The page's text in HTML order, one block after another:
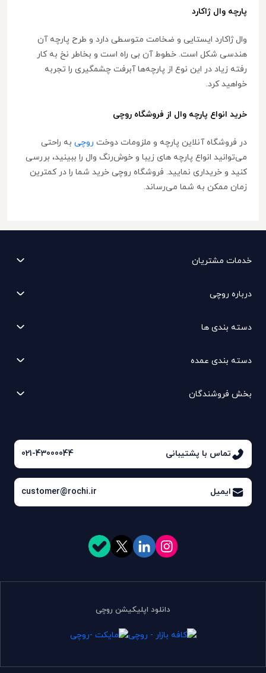
پارچه وال ژاکارد
وال ژاکارد ایستایی و ضخامت متوسطی دارد و طرح پارچه آن
هندسی شکل است. خطوط آن بی راه است و بخاطر نخ به کار
رفته زیاد در این نوع از پارچه‌ها آبرفت چشمگیری را تجربه
خواهید کرد.
خرید انواع پارچه وال از فروشگاه روچی
در فروشگاه آنلاین پارچه و ملزومات دوخت روچی به راحتی
می‌توانید انواع پارچه های زیبا و خوش‌رنگ وال را ببینید، بررسی
کنید و خریداری نمایید. فروشگاه روچی خرید شما را در کمترین
زمان ممکن به شما می‌رساند.
خدمات مشتریان
درباره روچی
دسته بندی ها
دسته بندی عمده
بخش فروشندگان
تماس با پشتیبانی 021-43000044
ایمیل customer@rochi.ir
دانلود اپلیکیشن روچی